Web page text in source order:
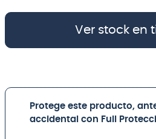
Ver stock en
Protege este producto,
accidental con Full